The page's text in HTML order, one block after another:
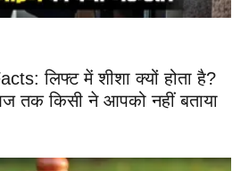
लिफ्ट में शीशा क्यों होता है?
तक किसी ने आपको नहीं बताया